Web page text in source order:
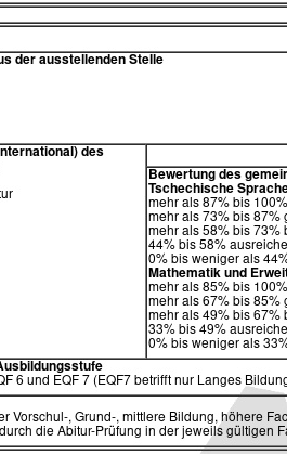
der ausstellenden Stelle
des
Bewertung des
Tschechische
mehr als 87% bis
mehr als 73% bis 87%
mehr als 58% bis 73%
44% bis 58%
0% bis weniger als
Mathematik und
mehr als 85% bis
mehr als 67% bis 85%
mehr als 49% bis 67%
33% bis 49%
0% bis weniger als
6 und EQF 7 (EQF7 betrifft nur Langes
Vorschul-, Grund-, mittlere Bildung, höhere
die Abitur-Prüfung in der jeweils gültigen